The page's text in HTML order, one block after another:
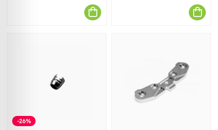
-26%